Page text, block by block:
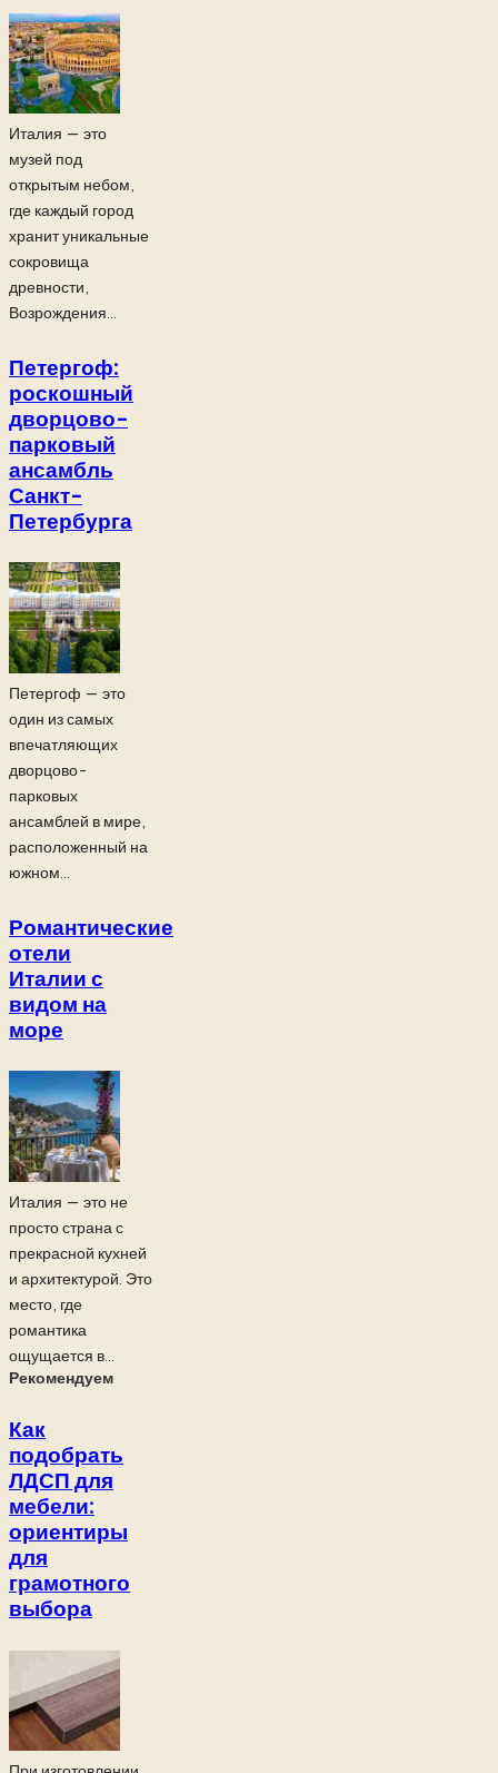
Италия — это
музей под
открытым небом,
где каждый город
хранит уникальные
сокровища
древности,
Возрождения...
Петергоф:
роскошный
дворцово-
парковый
ансамбль
Санкт-
Петербурга
Петергоф — это
один из самых
впечатляющих
дворцово-
парковых
ансамблей в мире,
расположенный на
южном...
Романтические
отели
Италии с
видом на
море
Италия — это не
просто страна с
прекрасной кухней
и архитектурой. Это
место, где
романтика
ощущается в...
Рекомендуем
Как
подобрать
ЛДСП для
мебели:
ориентиры
для
грамотного
выбора